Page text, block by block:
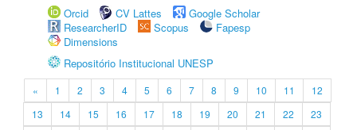
Orcid
CV Lattes
Google Scholar
ResearcherID
Scopus
Fapesp
Dimensions
Repositório Institucional UNESP
« 1 2 3 4 5 6 7 8 9 10 11
12
13
14 15 16 17 18 19 20 21 22
23